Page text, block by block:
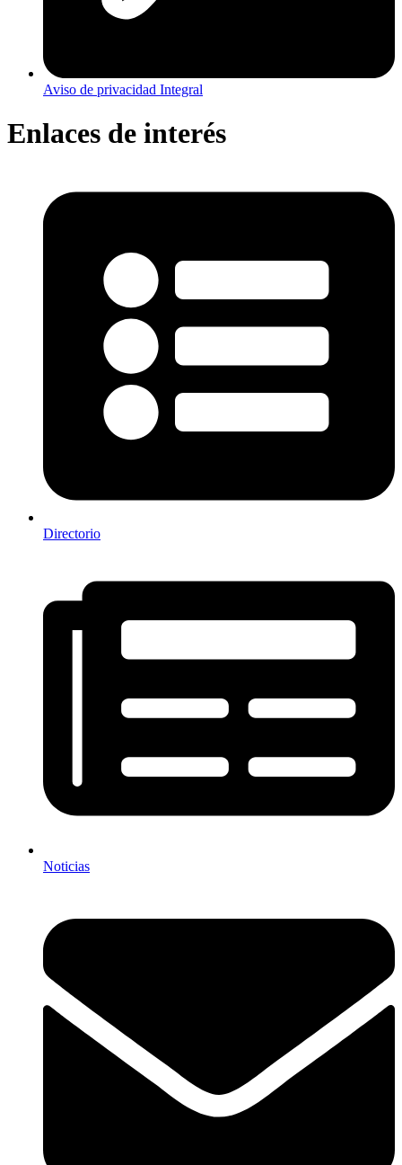
Aviso de privacidad Integral
Enlaces de interés
Directorio
Noticias